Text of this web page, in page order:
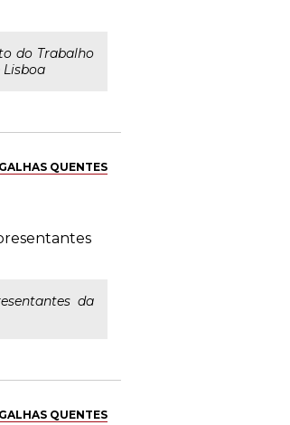
do Trabalho
Lisboa
QUENTES
da
QUENTES